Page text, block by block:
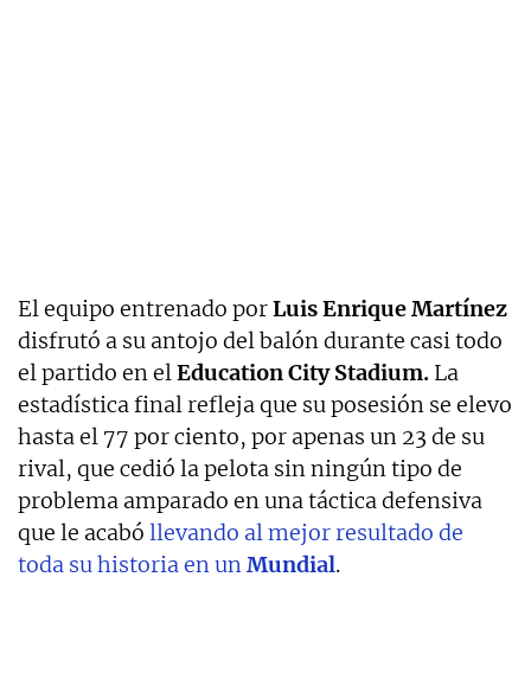
El equipo entrenado porLuis Enrique Martínez
disfrutó a su antojo del balón durante casi todo
el partido en elEducation City Stadium. La
estadística final refleja que su posesión se elevo
hasta el 77 por ciento, por apenas un 23 de su
rival, que cedió la pelota sin ningún tipo de
problema amparado en una táctica defensiva
que le acabó llevando al mejor resultado de
toda su historia en unMundial.